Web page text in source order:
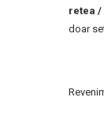
retea /
doar